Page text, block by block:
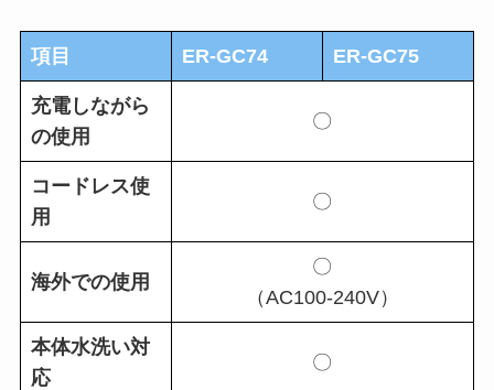
項目 ER-GC74 ER-GC75
充電しながら
の使用
〇
コードレス使
用
〇
海外での使用
〇
（AC100-240V）
本体水洗い対
応
〇